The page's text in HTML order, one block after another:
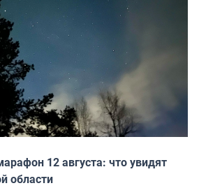
12 августа: что увидят
области